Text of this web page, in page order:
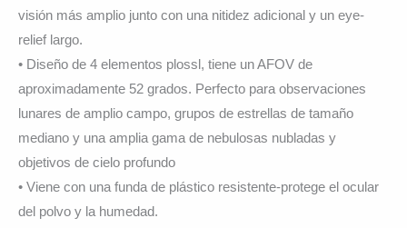
visión más amplio junto con una nitidez adicional y un eye-
relief largo.
• Diseño de 4 elementos plossl, tiene un AFOV de
aproximadamente 52 grados. Perfecto para observaciones
lunares de amplio campo, grupos de estrellas de tamaño
mediano y una amplia gama de nebulosas nubladas y
objetivos de cielo profundo
• Viene con una funda de plástico resistente-protege el ocular
del polvo y la humedad.